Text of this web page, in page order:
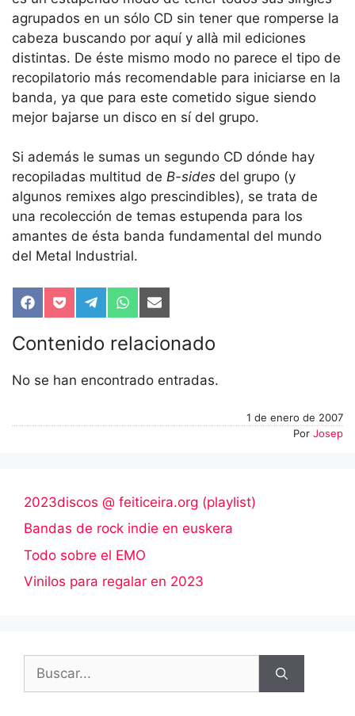
agrupados en un sólo CD sin tener que romperse la
cabeza buscando por aquí y allà mil ediciones
distintas. De éste mismo modo no parece el tipo de
recopilatorio más recomendable para iniciarse en la
banda, ya que para este cometido sigue siendo
mejor bajarse un disco en sí del grupo.
Si además le sumas un segundo CD dónde hay
recopiladas multitud de B-sides del grupo (y
algunos remixes algo prescindibles), se trata de
una recolección de temas estupenda para los
amantes de ésta banda fundamental del mundo
del Metal Industrial.
Compartir
en
Facebook
Compartir
en
Pocket
Compartir
en
Telegram
Compartir
en
WhatsApp
Compartir
en
Email
Contenido relacionado
No se han encontrado entradas.
1 de enero de 2007
Por Josep
2023discos @ feiticeira.org (playlist)
Bandas de rock indie en euskera
Todo sobre el EMO
Vinilos para regalar en 2023
Buscar: